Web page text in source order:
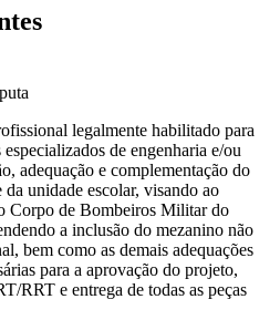
legalmente habilitado para
de engenharia e/ou
adequação e complementação do
unidade escolar, visando ao
Corpo de Bombeiros Militar do
a inclusão do mezanino não
bem como as demais adequações
para a aprovação do projeto,
RRT e entrega de todas as peças